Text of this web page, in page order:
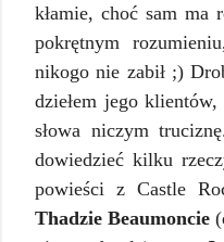
kłamie, choć sam ma
pokrętnym
nikogo nie zabił ;)
dziełem jego
słowa niczym
dowiedzieć kilku
powieści z Castle
Thadzie Beaumoncie